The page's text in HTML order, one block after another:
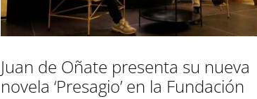
Juan de Oñate presenta su nueva
novela ‘Presagio’ en la Fundación